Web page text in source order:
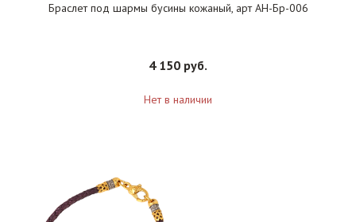
Браслет под шармы бусины кожаный, арт АН-Бр-006
4 150 руб.
Нет в наличии